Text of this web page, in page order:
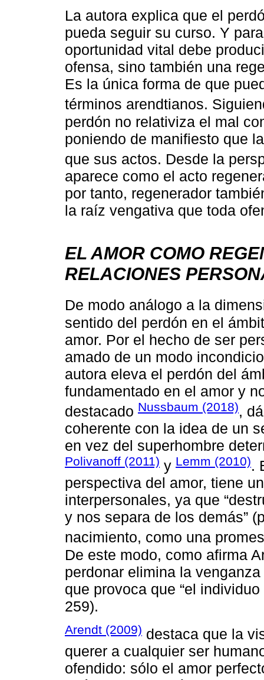
La autora explica que el
pueda seguir su curso. Y
oportunidad vital debe
ofensa, sino también una
Es la única forma de que
términos arendtianos.
perdón no relativiza el mal
poniendo de manifiesto que
que sus actos. Desde la
aparece como el acto
por tanto, regenerador
la raíz vengativa que toda
EL AMOR COMO
RELACIONES
De modo análogo a la
sentido del perdón en el
amor. Por el hecho de ser
amado de un modo
autora eleva el perdón del
fundamentado en el amor y
destacado Nussbaum (2018),
coherente con la idea de un
en vez del superhombre
Polivanoff (2011) y Lemm (2010).
perspectiva del amor, tiene
interpersonales, ya que
y nos separa de los demás”
nacimiento, como una
De este modo, como afirma
perdonar elimina la
que provoca que “el
259).
Arendt (2009) destaca que la
querer a cualquier ser
ofendido: sólo el amor